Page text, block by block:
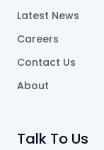
Latest News
Careers
Contact Us
About
Talk To Us